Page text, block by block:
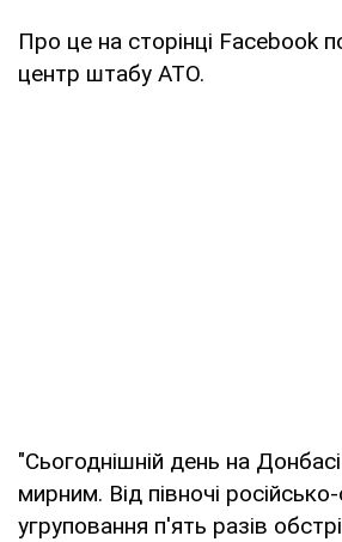
Про це на сторінці Facebook
центр штабу АТО.
"Сьогоднішній день на
мирним. Від півночі російсько-
угруповання п'ять разів